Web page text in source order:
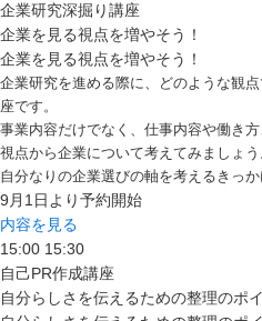
企業研究深掘り講座
企業を見る視点を増やそう！
企業を見る視点を増やそう！
企業研究を進める際に、どのような観
座です。
事業内容だけでなく、仕事内容や働き
視点から企業について考えてみましょう
自分なりの企業選びの軸を考えるきっ
9月1日より予約開始
内容を見る
15:00 15:30
自己PR作成講座
自分らしさを伝えるための整理のポ